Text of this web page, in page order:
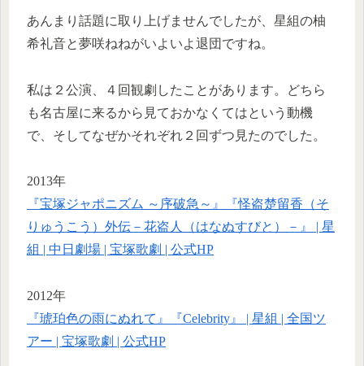
あんまり話題に取り上げませんでしたが、星組の柚
希礼音と夢咲ねねがいよいよ退団ですね。
私は２公演、４回観劇したことがあります。どちら
も名古屋に来るから見ておかなくてはという動機
で、そしてなぜかそれぞれ２回ずつ見たのでした。
2013年
『宝塚ジャポニズム ～序破急～』『怪盗楚留香（そ
りゅうこう）外伝－花盗人（はなぬすびと）－』 | 星
組 | 中日劇場 | 宝塚歌劇 | 公式HP
2012年
『琥珀色の雨にぬれて』『Celebrity』 | 星組 | 全国ツ
アー | 宝塚歌劇 | 公式HP